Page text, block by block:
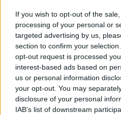
If you wish to opt-out of the
processing of your personal or
targeted advertising by us,
section to confirm your
opt-out request is processed
interest-based ads based on
us or personal information
your opt-out. You may
disclosure of your personal
IAB’s list of downstream
Staran luetuimmat